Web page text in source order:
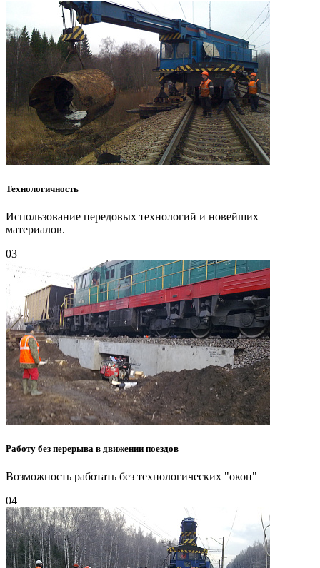
Технологичность
Использование передовых технологий и новейших
материалов.
03
Работу без перерыва в движении поездов
Возможность работать без технологических "окон"
04